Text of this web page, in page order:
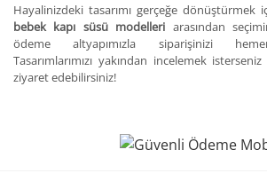
Hayalinizdeki tasarımı gerçeğe dönüştürmek
bebek kapı süsü modelleri arasından
ödeme altyapımızla siparişinizi
Tasarımlarımızı yakından incelemek isterseniz
ziyaret edebilirsiniz!